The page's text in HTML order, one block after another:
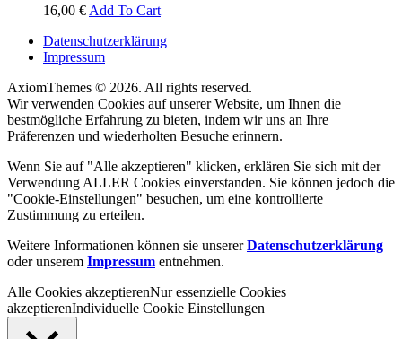
16,00 € Add To Cart
Datenschutzerklärung
Impressum
AxiomThemes © 2026. All rights reserved.
Wir verwenden Cookies auf unserer Website, um Ihnen die
bestmögliche Erfahrung zu bieten, indem wir uns an Ihre
Präferenzen und wiederholten Besuche erinnern.
Wenn Sie auf "Alle akzeptieren" klicken, erklären Sie sich mit der
Verwendung ALLER Cookies einverstanden. Sie können jedoch die
"Cookie-Einstellungen" besuchen, um eine kontrollierte
Zustimmung zu erteilen.
Weitere Informationen können sie unsererDatenschutzerklärung
oder unserem Impressum entnehmen.
Alle Cookies akzeptierenNur essenzielle Cookies
akzeptierenIndividuelle Cookie Einstellungen